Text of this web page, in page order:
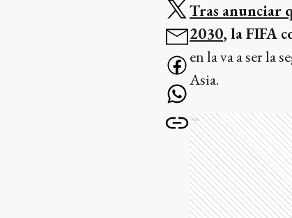
Tras anunciar
2030, la FIFA
en la va a ser la
Asia.
Ads